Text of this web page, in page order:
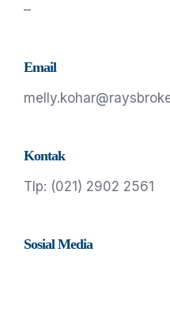
–
Email
Kontak
Tlp: (021) 2902 2561
Sosial Media